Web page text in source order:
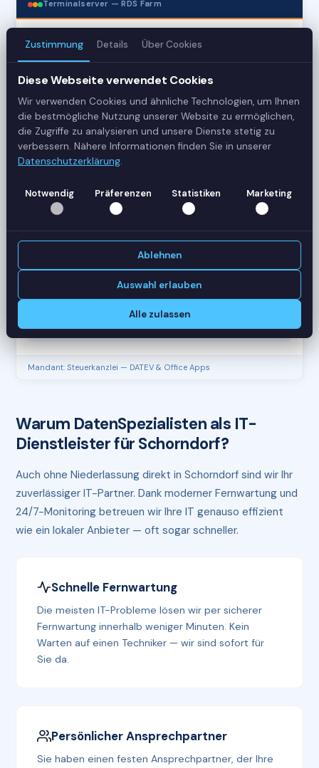
Terminalserver — RDS Farm
3
42
Sessions
SERVER-AUSLASTUNG
RDS-SRV01
18 Sessions
RAM
78%
RDS-SRV02
14 Sessions
RAM
61%
Mandant: Steuerkanzlei — DATEV & Office Apps
Warum DatenSpezialisten als IT-
Dienstleister für Schorndorf?
Auch ohne Niederlassung direkt in Schorndorf sind wir Ihr
zuverlässiger IT-Partner. Dank moderner Fernwartung und
24/7-Monitoring betreuen wir Ihre IT genauso effizient
wie ein lokaler Anbieter — oft sogar schneller.
Schnelle Fernwartung
Die meisten IT-Probleme lösen wir per sicherer
Fernwartung innerhalb weniger Minuten. Kein
Warten auf einen Techniker — wir sind sofort für
Sie da.
Persönlicher Ansprechpartner
Sie haben einen festen Ansprechpartner, der Ihre
Zustimmung Details Über Cookies
Diese Webseite verwendet Cookies
Wir verwenden Cookies und ähnliche Technologien, um Ihnen
die bestmögliche Nutzung unserer Website zu ermöglichen,
die Zugriffe zu analysieren und unsere Dienste stetig zu
verbessern. Nähere Informationen finden Sie in unserer
Datenschutzerklärung.
Notwendig Präferenzen Statistiken Marketing
Ablehnen
Auswahl erlauben
Alle zulassen